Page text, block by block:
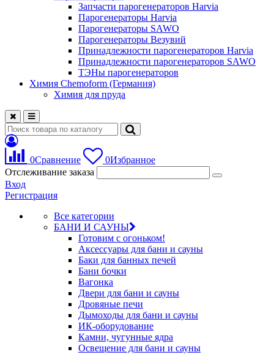
Запчасти парогенераторов Harvia
Парогенераторы Harvia
Парогенераторы SAWO
Парогенераторы Везувий
Принадлежности парогенераторов Harvia
Принадлежности парогенераторов SAWO
ТЭНы парогенераторов
Химия Chemoform (Германия)
Химия для пруда
0Сравнение 0Избранное
Отслеживание заказа
Вход
Регистрация
Все категории
БАНИ И САУНЫ
Готовим с огоньком!
Аксессуары для бани и сауны
Баки для банных печей
Бани бочки
Вагонка
Двери для бани и сауны
Дровяные печи
Дымоходы для бани и сауны
ИК-оборудование
Камни, чугунные ядра
Освещение для бани и сауны